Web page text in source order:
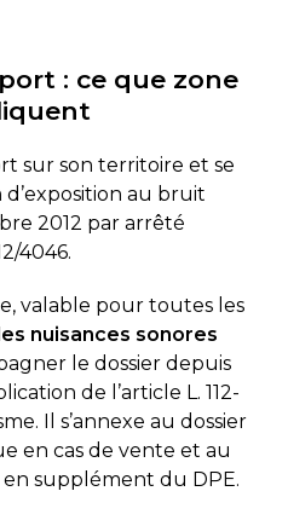
: ce que zone
sur son territoire et se
au bruit
2012 par arrêté
4046.
valable pour toutes les
nuisances sonores
le dossier depuis
de l’article L. 112-
Il s’annexe au dossier
en cas de vente et au
en supplément du DPE.